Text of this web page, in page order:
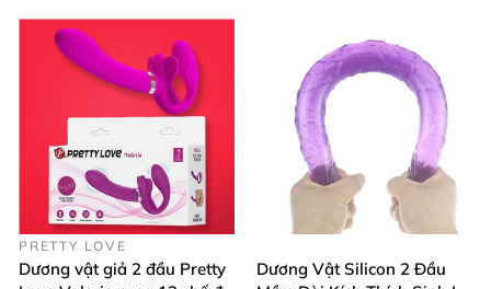
PRETTY LOVE
Dương vật giả 2 đầu Pretty
Dương Vật Silicon 2 Đầu